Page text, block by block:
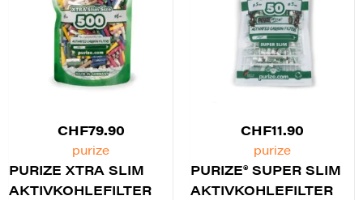
CHF79.90
purize
PURIZE XTRA SLIM
AKTIVKOHLEFILTER
CHF11.90
purize
PURIZE® SUPER SLIM
AKTIVKOHLEFILTER